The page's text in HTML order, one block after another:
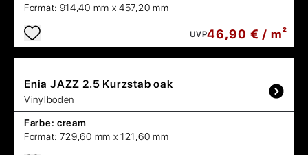
Format: 914,40 mm x 457,20 mm
UVP46,90 € / m²
Enia JAZZ 2.5 Kurzstab oak
Vinylboden
Farbe: cream
Format: 729,60 mm x 121,60 mm